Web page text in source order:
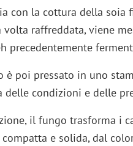
con la cottura della soia
volta raffreddata, viene
precedentemente
è poi pressato in uno
delle condizioni e delle
il fungo trasforma i
e solida, dal